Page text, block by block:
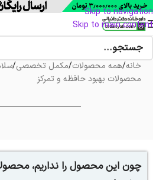
Skip to navigation
Skip to main content
خانه/همه محصولات/مکمل تخصصی/
محصولات بهبود حافظه و تمرکز
چون این محصول را نداریم،